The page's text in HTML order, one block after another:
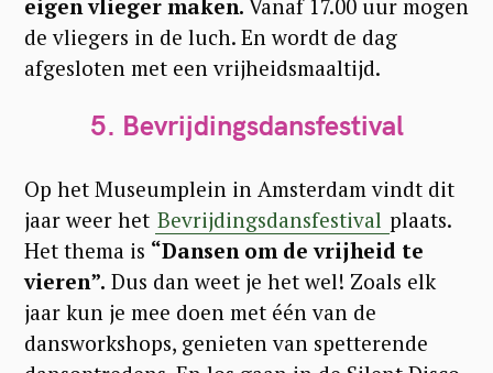
eigen vlieger maken. Vanaf 17.00 uur mogen
de vliegers in de luch. En wordt de dag
afgesloten met een vrijheidsmaaltijd.
5. Bevrijdingsdansfestival
Op het Museumplein in Amsterdam vindt dit
jaar weer het Bevrijdingsdansfestival plaats.
Het thema is “Dansen om de vrijheid te
vieren”. Dus dan weet je het wel! Zoals elk
jaar kun je mee doen met één van de
dansworkshops, genieten van spetterende